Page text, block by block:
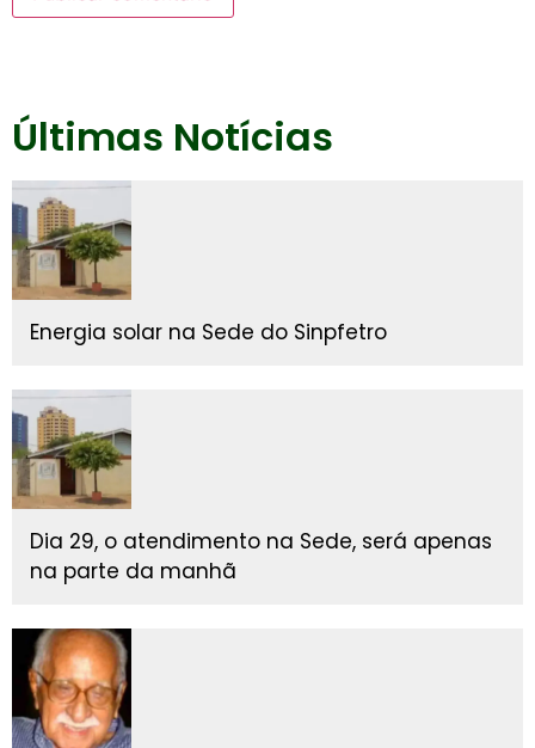
Últimas Notícias
Energia solar na Sede do Sinpfetro
Dia 29, o atendimento na Sede, será apenas
na parte da manhã